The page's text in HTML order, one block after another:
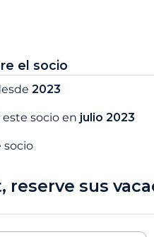
el socio
2023
socio en julio 2023
socio
reserve sus